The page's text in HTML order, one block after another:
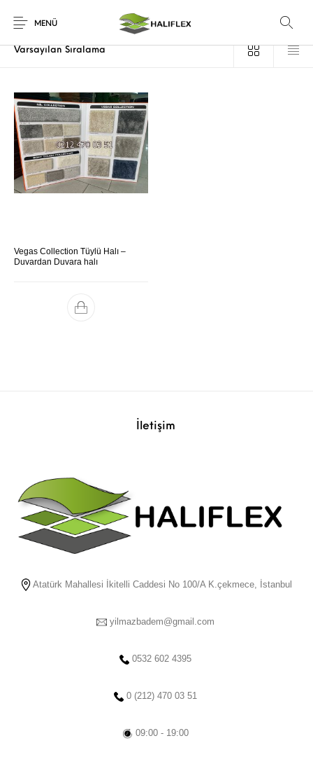
MENÜ
Ana Sayfa / Ürünler “tüylü halıfleks vegas” olarak etiketlendi
Vegas Collection Tüylü Halı –
Duvardan Duvara halı
İletişim
Atatürk Mahallesi İkitelli Caddesi No 100/A K.çekmece, İstanbul
yilmazbadem@gmail.com
0532 602 4395
0 (212) 470 03 51
09:00 - 19:00